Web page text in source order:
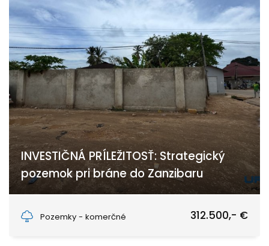
INVESTIČNÁ PRÍLEŽITOSŤ: Strategický
pozemok pri bráne do Zanzibaru
Pozemky - komerčné
312.500,- €